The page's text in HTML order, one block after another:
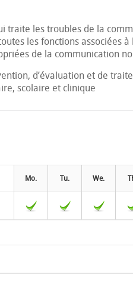
traite les troubles de la
les fonctions associées
de la communication
d’évaluation et de
scolaire et clinique
Mo. Tu. We.